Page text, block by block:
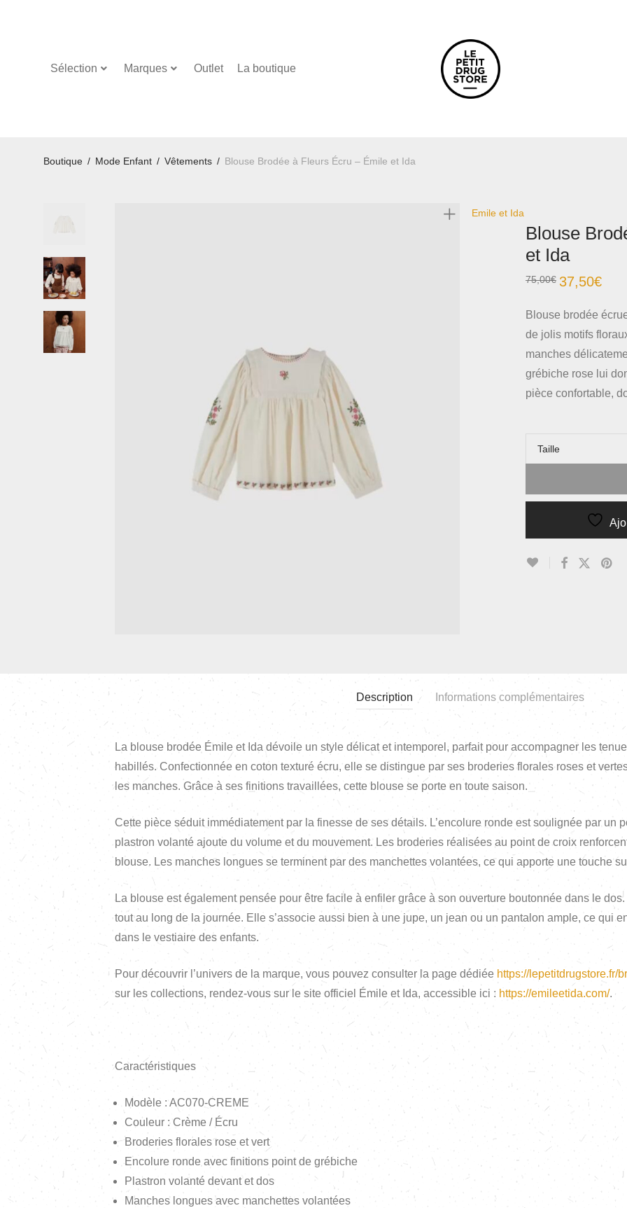
Sélection Marques Outlet La boutique
Boutique / Mode Enfant / Vêtements / Blouse Brodée à Fleurs Écru – Émile et Ida
Emile et Ida
Blouse
et Ida
75,00€ 37,50€
Blouse brodée
de jolis motifs
manches
grébiche rose lui
pièce confortable,
Taille
Description Informations complémentaires
La blouse brodée Émile et Ida dévoile un style délicat et intemporel, parfait pour accompagner les
habillés. Confectionnée en coton texturé écru, elle se distingue par ses broderies florales roses et
les manches. Grâce à ses finitions travaillées, cette blouse se porte en toute saison.
Cette pièce séduit immédiatement par la finesse de ses détails. L’encolure ronde est soulignée par un
plastron volanté ajoute du volume et du mouvement. Les broderies réalisées au point de croix
blouse. Les manches longues se terminent par des manchettes volantées, ce qui apporte une touche
La blouse est également pensée pour être facile à enfiler grâce à son ouverture boutonnée dans le
tout au long de la journée. Elle s’associe aussi bien à une jupe, un jean ou un pantalon ample, ce qui
dans le vestiaire des enfants.
Pour découvrir l’univers de la marque, vous pouvez consulter la page dédiée https://lepetitdrugstore.fr/
sur les collections, rendez-vous sur le site officiel Émile et Ida, accessible ici : https://emileetida.com/.
Caractéristiques
Modèle : AC070-CREME
Couleur : Crème / Écru
Broderies florales rose et vert
Encolure ronde avec finitions point de grébiche
Plastron volanté devant et dos
Manches longues avec manchettes volantées